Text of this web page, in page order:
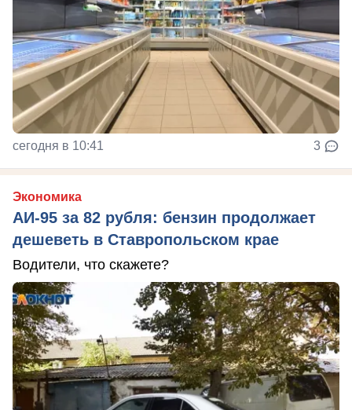
сегодня в 10:41 3
Экономика
АИ-95 за 82 рубля: бензин продолжает
дешеветь в Ставропольском крае
Водители, что скажете?